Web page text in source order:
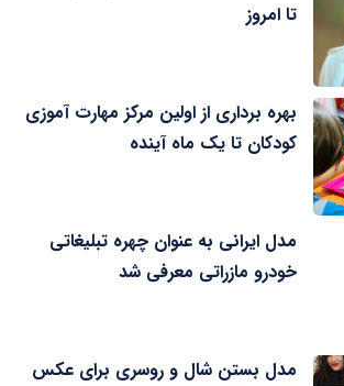
تا امروز
بهره برداری از اولین مرکز مهارت آموزی
کودکان تا یک ماه آینده
مدل ایرانی به عنوان چهره تبلیغاتی
خودرو مازراتی معرفی شد
مدل بستن شال و روسری برای عکس